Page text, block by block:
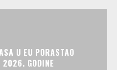
U EU PORASTAO
2026. GODINE